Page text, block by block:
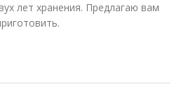
лет хранения. Предлагаю вам